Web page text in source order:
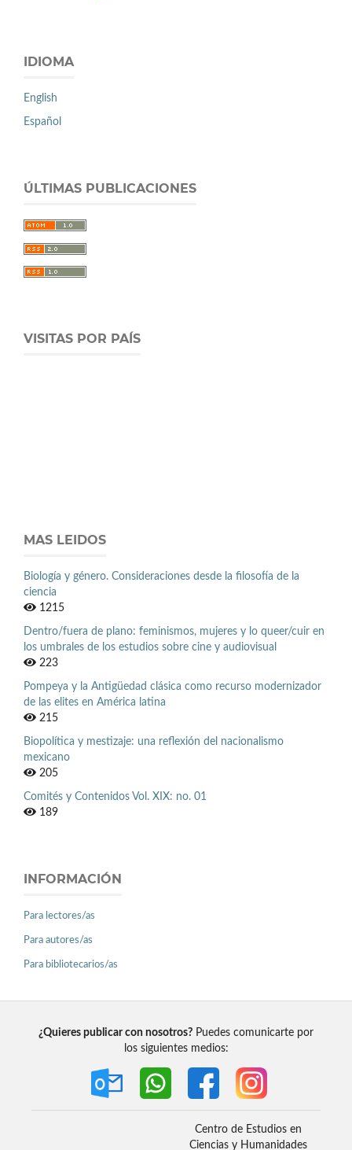
IDIOMA
English
Español
ÚLTIMAS PUBLICACIONES
VISITAS POR PAÍS
MAS LEIDOS
Biología y género. Consideraciones desde la filosofía de la
ciencia
1215
Dentro/fuera de plano: feminismos, mujeres y lo queer/cuir en
los umbrales de los estudios sobre cine y audiovisual
223
Pompeya y la Antigüedad clásica como recurso modernizador
de las elites en América latina
215
Biopolítica y mestizaje: una reflexión del nacionalismo
mexicano
205
Comités y Contenidos Vol. XIX: no. 01
189
INFORMACIÓN
Para lectores/as
Para autores/as
Para bibliotecarios/as
¿Quieres publicar con nosotros? Puedes comunicarte por
los siguientes medios:
Centro de Estudios en
Ciencias y Humanidades